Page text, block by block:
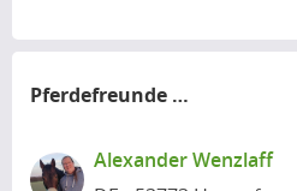
Pferdefreunde
in der Nähe
Alexander Wenzlaff